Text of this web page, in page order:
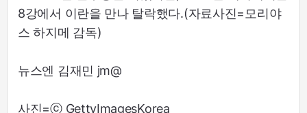
8강에서 이란을 만나 탈락했다.(자료사진=모리야
스 하지메 감독)
뉴스엔 김재민 jm@
사진=ⓒ GettyImagesKorea